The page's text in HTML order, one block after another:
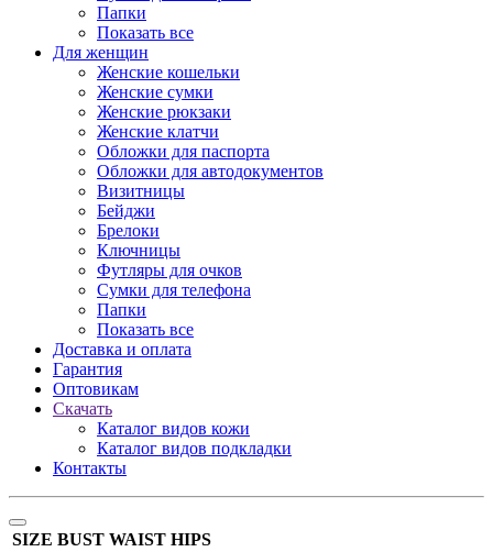
Папки
Показать все
Для женщин
Женские кошельки
Женские сумки
Женские рюкзаки
Женские клатчи
Обложки для паспорта
Обложки для автодокументов
Визитницы
Бейджи
Брелоки
Ключницы
Футляры для очков
Сумки для телефона
Папки
Показать все
Доставка и оплата
Гарантия
Оптовикам
Скачать
Каталог видов кожи
Каталог видов подкладки
Контакты
SIZE BUST WAIST HIPS